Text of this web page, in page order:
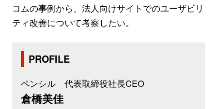
コムの事例から、法人向けサイトでのユーザビリ
ティ改善について考察したい。
PROFILE
ペンシル 代表取締役社長CEO
倉橋美佳